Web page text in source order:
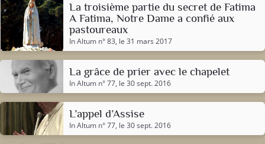
La troisième partie du secret de Fatima
A Fatima, Notre Dame a confié aux
pastoureaux
In Altum n° 83, le 31 mars 2017
La grâce de prier avec le chapelet
In Altum n° 77, le 30 sept. 2016
L’appel d’Assise
In Altum n° 77, le 30 sept. 2016